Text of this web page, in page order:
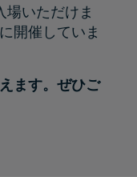
いただけま
開催していま
ます。ぜひご